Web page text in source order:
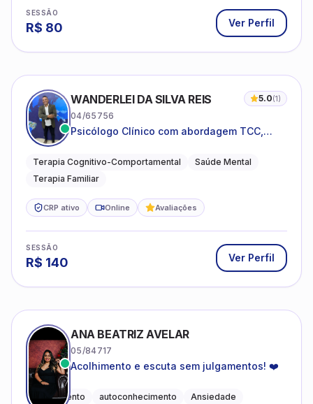
SESSÃO
R$ 80 Ver Perfil
WANDERLEI DA SILVA REIS 5.0(1)
04/65756
Psicólogo Clínico com abordagem TCC,
sistêmica
Terapia Cognitivo-Comportamental
Saúde Mental
Terapia Familiar
CRP ativo Online Avaliações
SESSÃO
R$ 140 Ver Perfil
ANA BEATRIZ AVELAR
05/84717
Acolhimento e escuta sem julgamentos! ❤️
Acolhimento autoconhecimento Ansiedade